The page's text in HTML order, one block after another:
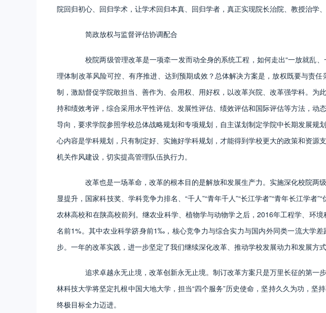
院回归初心、回归学术，让学术回归本真、回归学者，真正实现院长治院、教授治学
简政放权与监督评估协调配合
校院两级管理改革是一项牵一发而动全身的系统工程，如何走出“一放就乱、
理体制改革风险可控、有序推进、达到预期成效？总体解决方案是，放权既要与责
制，激励督促学院敢担当、善作为、会用权、用好权，以改革兴院、改革强学科。
持和绩效考评，综合采用水平性评估、发展性评估、绩效评估和国际评估等方法，
导向，要求学院参照学校总体战略规划和专项规划，自主谋划制定学院中长期发展
心内容是学科规划，只有制定好、实施好学科规划，才能得到学校更大的政策和资
机关作风建设，切实提高管理队伍执行力。
改革也是一场革命，改革的根本目的是解放和发展生产力。实施深化校院两
显提升，国家科技奖、学科竞争力排名、“千人”“青年千人”“长江学者”“青年长江学
农林高校和在陕高校前列。继农业科学、植物学与动物学之后，2016年工程学、环
名前1%。其中农业科学跻身前1‰，核心竞争力与综合实力与国内外同类一流大学
步。一年的改革实践，进一步坚定了我们继续深化改革、推动学校发展动力和发展方
追求卓越永无止境，改革创新永无止境。制订改革方案只是万里长征的第一
林科技大学将坚定扎根中国大地大学，担当“四个服务”历史使命，坚持久久为功，
终极目标全力迈进。